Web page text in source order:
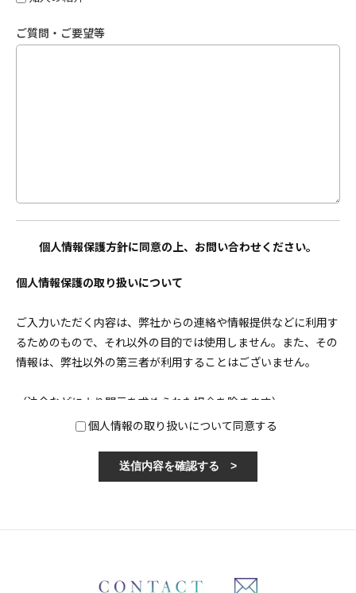
ご質問・ご要望等
個人情報保護方針に同意の上、お問い合わせください。
個人情報保護の取り扱いについて
ご入力いただく内容は、弊社からの連絡や情報提供などに利用す
るためのもので、それ以外の目的では使用しません。また、その
情報は、弊社以外の第三者が利用することはございません。
（法令などにより開示を求められた場合を除きます）
個人情報の取り扱いについて同意する